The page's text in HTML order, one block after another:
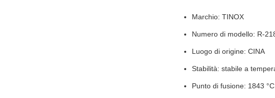
Marchio: TINOX
Numero di modello: R-
Luogo di origine: CINA
Stabilità: stabile a
Punto di fusione: 1843 °C